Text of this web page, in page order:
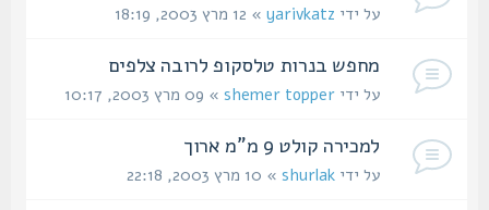
על ידיyarivkatz» 12 מרץ 2003, 18:19
מחפש בנרות טלסקופ לרובה צלפים
על ידיshemer topper» 09 מרץ 2003, 10:17
למכירה קולט 9 מ"מ ארוך
על ידיshurlak» 10 מרץ 2003, 22:18